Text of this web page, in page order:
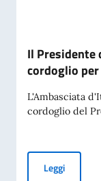
Il Presidente
cordoglio
L'Ambasciata
cordoglio del
LeggiIl